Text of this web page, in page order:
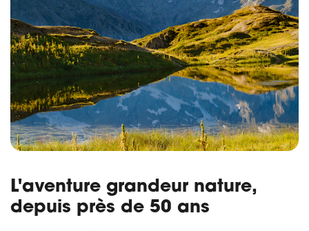
L'aventure grandeur nature,
depuis près de 50 ans